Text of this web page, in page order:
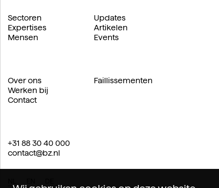
Sectoren
Expertises
Mensen
Updates
Artikelen
Events
Over ons
Werken bij
Contact
Faillissementen
+31 88 30 40 000
contact@bz.nl